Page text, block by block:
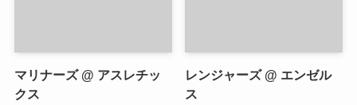
マリナーズ @ アスレチッ
クス
レンジャーズ @ エンゼル
ス